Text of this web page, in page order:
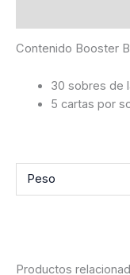
Contenido Booster
30 sobres de
5 cartas por
Peso
Productos